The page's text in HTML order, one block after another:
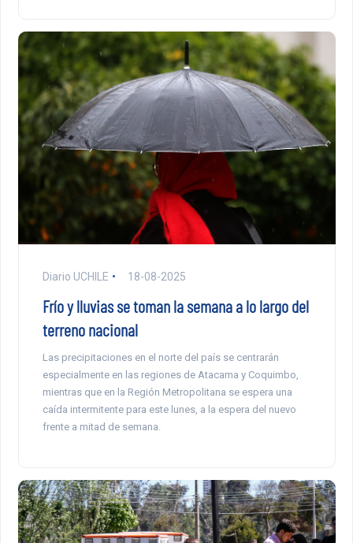
Diario UCHILE 18-08-2025
Frío y lluvias se toman la semana a lo largo del
terreno nacional
Las precipitaciones en el norte del país se centrarán
especialmente en las regiones de Atacama y Coquimbo,
mientras que en la Región Metropolitana se espera una
caída intermitente para este lunes, a la espera del nuevo
frente a mitad de semana.